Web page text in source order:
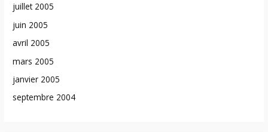
juillet 2005
juin 2005
avril 2005
mars 2005
janvier 2005
septembre 2004